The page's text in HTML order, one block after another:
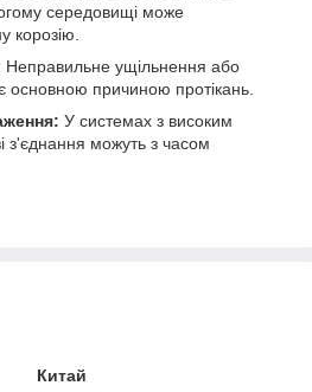
середовищі може
корозію.
Неправильне ущільнення або
основною причиною протікань.
У системах з високим
з'єднання можуть з часом
Китай